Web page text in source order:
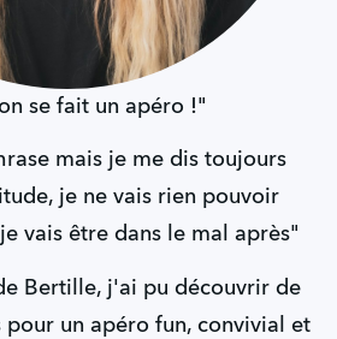
se fait un apéro !"
mais je me dis toujours
je ne vais rien pouvoir
vais être dans le mal après"
Bertille, j'ai pu découvrir de
pour un apéro fun, convivial et